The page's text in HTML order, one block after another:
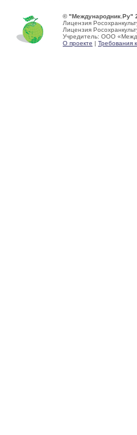
© "Международник.Ру"
Лицензия
Лицензия
Учредитель: ООО
О проекте | Требования